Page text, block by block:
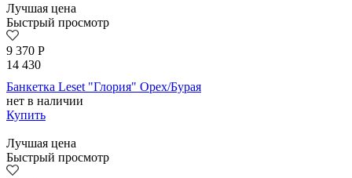
Лучшая цена
Быстрый просмотр
9 370 Р
14 430
Банкетка Leset "Глория" Орех/Бурая
нет в наличии
Купить
Лучшая цена
Быстрый просмотр